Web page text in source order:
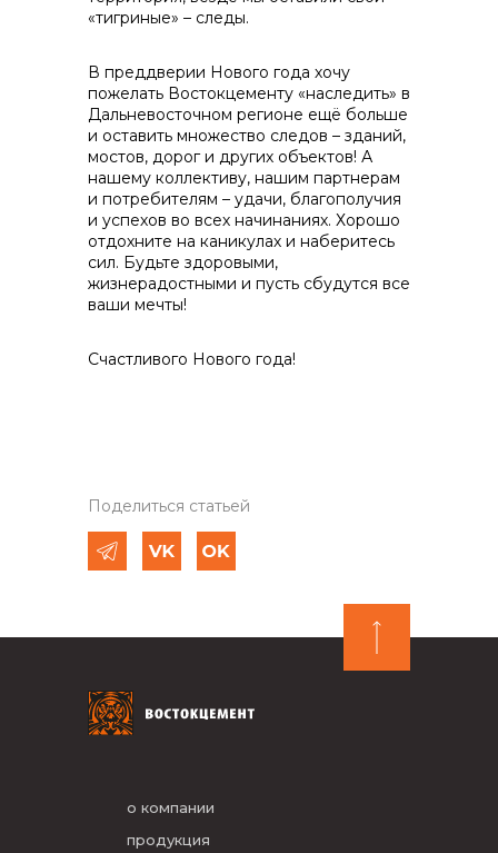
«тигриные» – следы.
В преддверии Нового года хочу
пожелать Востокцементу «наследить» в
Дальневосточном регионе ещё больше
и оставить множество следов – зданий,
мостов, дорог и других объектов! А
нашему коллективу, нашим партнерам
и потребителям – удачи, благополучия
и успехов во всех начинаниях. Хорошо
отдохните на каникулах и наберитесь
сил. Будьте здоровыми,
жизнерадостными и пусть сбудутся все
ваши мечты!
Счастливого Нового года!
Поделиться статьей
о компании
продукция